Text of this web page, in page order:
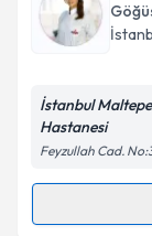
talebi
için bir
E-posta
Metni
İstanbul
Hastanesi
Feyzullah Cad.